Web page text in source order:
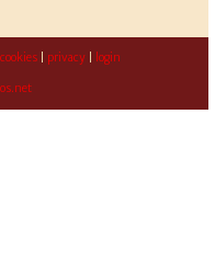
cookies| privacy| login